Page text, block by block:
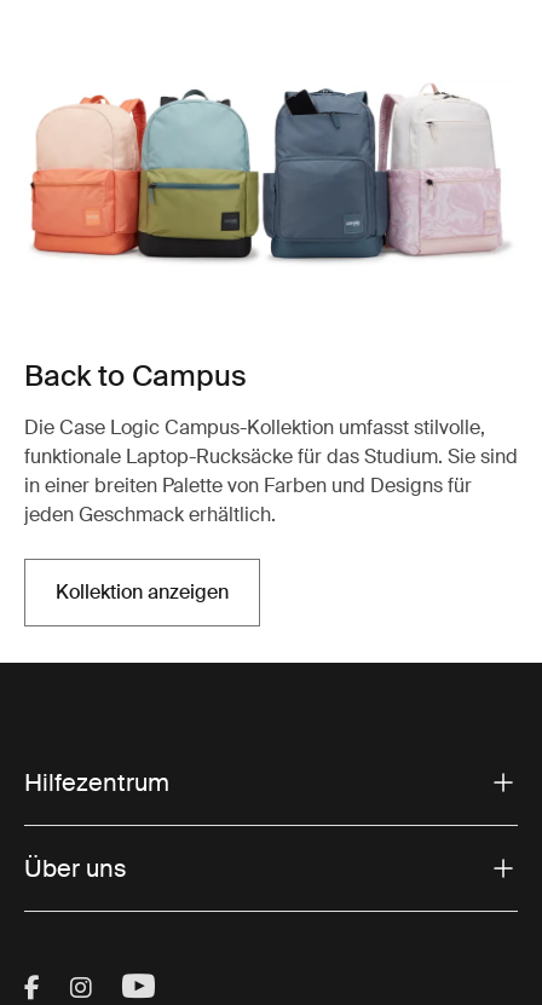
Back to Campus
Die Case Logic Campus-Kollektion umfasst stilvolle,
funktionale Laptop-Rucksäcke für das Studium. Sie sind
in einer breiten Palette von Farben und Designs für
jeden Geschmack erhältlich.
Kollektion anzeigen
Hilfezentrum
Über uns
Visit Thule on Facebook (external link)
Visit Thule on Instagram (external link)
Visit Thule on Youtube (external